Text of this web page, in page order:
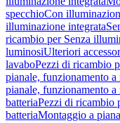
specchioCon
illuminazione integrata
ricambio per Senza
luminosiUlteriori
lavaboPezzi di ricambio
pianale, funzionamento a
pianale, funzionamento a
batteriaPezzi di ricambio
batteriaMontaggio a